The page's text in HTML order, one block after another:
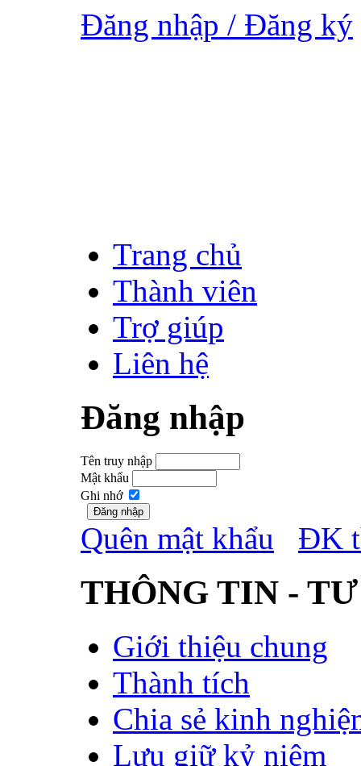
Đăng nhập / Đăng ký
Trang chủ
Thành viên
Trợ giúp
Liên hệ
Đăng nhập
Tên truy nhập
Mật khẩu
Ghi nhớ
Quên mật khẩu ĐK
THÔNG TIN -
Giới thiệu chung
Thành tích
Chia sẻ kinh
Lưu giữ kỷ niệm